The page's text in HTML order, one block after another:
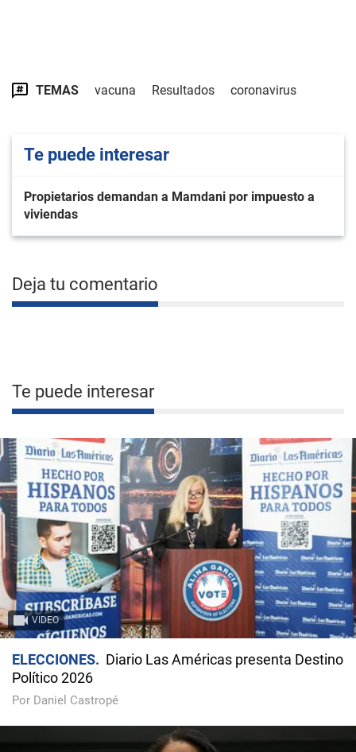
TEMAS vacuna Resultados coronavirus
Te puede interesar
Propietarios demandan a Mamdani por impuesto a
viviendas
Deja tu comentario
Te puede interesar
VIDEO
ELECCIONES
Diario Las Américas presenta Destino
Político 2026
Por Daniel Castropé